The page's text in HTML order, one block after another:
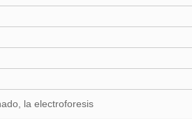
la electroforesis